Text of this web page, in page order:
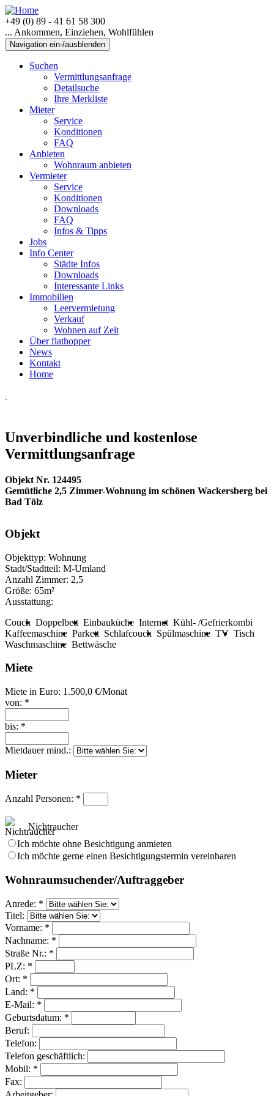
+49 (0) 89 - 41 61 58 300
... Ankommen, Einziehen, Wohlfühlen
Navigation ein-/ausblenden
Suchen
Vermittlungsanfrage
Detailsuche
Ihre Merkliste
Mieter
Service
Konditionen
FAQ
Anbieten
Wohnraum anbieten
Vermieter
Service
Konditionen
Downloads
FAQ
Infos & Tipps
Jobs
Info Center
Städte Infos
Downloads
Interessante Links
Immobilien
Leervermietung
Verkauf
Wohnen auf Zeit
Über flathopper
News
Kontakt
Home
Unverbindliche und kostenlose
Vermittlungsanfrage
Objekt Nr. 124495
Gemütliche 2,5 Zimmer-Wohnung im schönen Wackersberg bei
Bad Tölz
Objekt
Objekttyp: Wohnung
Stadt/Stadtteil: M-Umland
Anzahl Zimmer: 2,5
Größe: 65m²
Ausstattung:
Couch Doppelbett Einbauküche Internet Kühl- /Gefrierkombi
Kaffeemaschine Parkett Schlafcouch Spülmaschine TV Tisch
Waschmaschine Bettwäsche
Miete
Miete in Euro: 1.500,0 €/Monat
von: *
bis: *
Mietdauer mind.:
Mieter
Anzahl Personen: *
Nichtraucher
Ich möchte ohne Besichtigung anmieten
Ich möchte gerne einen Besichtigungstermin vereinbaren
Wohnraumsuchender/Auftraggeber
Anrede: *
Titel:
Vorname: *
Nachname: *
Straße Nr.: *
PLZ: *
Ort: *
Land: *
E-Mail: *
Geburtsdatum: *
Beruf:
Telefon:
Telefon geschäftlich:
Mobil: *
Fax: